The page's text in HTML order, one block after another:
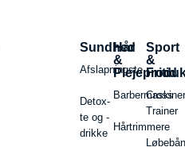
Sundhed
Afslapningste
Detox-
te og -
drikke
Hår
&
Hårtrimmere
Sport
&
Fritid
Cross
Trainer